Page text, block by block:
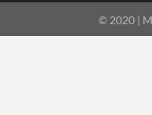
© 2020 |